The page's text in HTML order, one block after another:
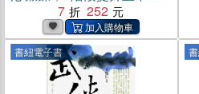
體關鍵動作的8條筋膜線，釋
放全身疼痛，提升運動表現
(電子書)
7 252
書紐電子書